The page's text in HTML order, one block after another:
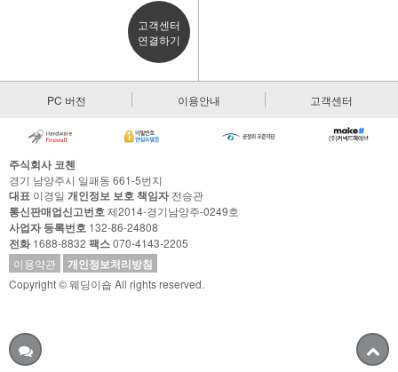
고객센터
연결하기
PC 버전 이용안내 고객센터
주식회사 코첸
경기 남양주시 일패동 661-5번지
대표 이경일 개인정보 보호 책임자전승관
통신판매업신고번호제2014-경기남양주-0249호
사업자 등록번호 132-86-24808
전화1688-8832 팩스070-4143-2205
이용약관
개인정보처리방침
Copyright © 웨딩이숍 All rights reserved.